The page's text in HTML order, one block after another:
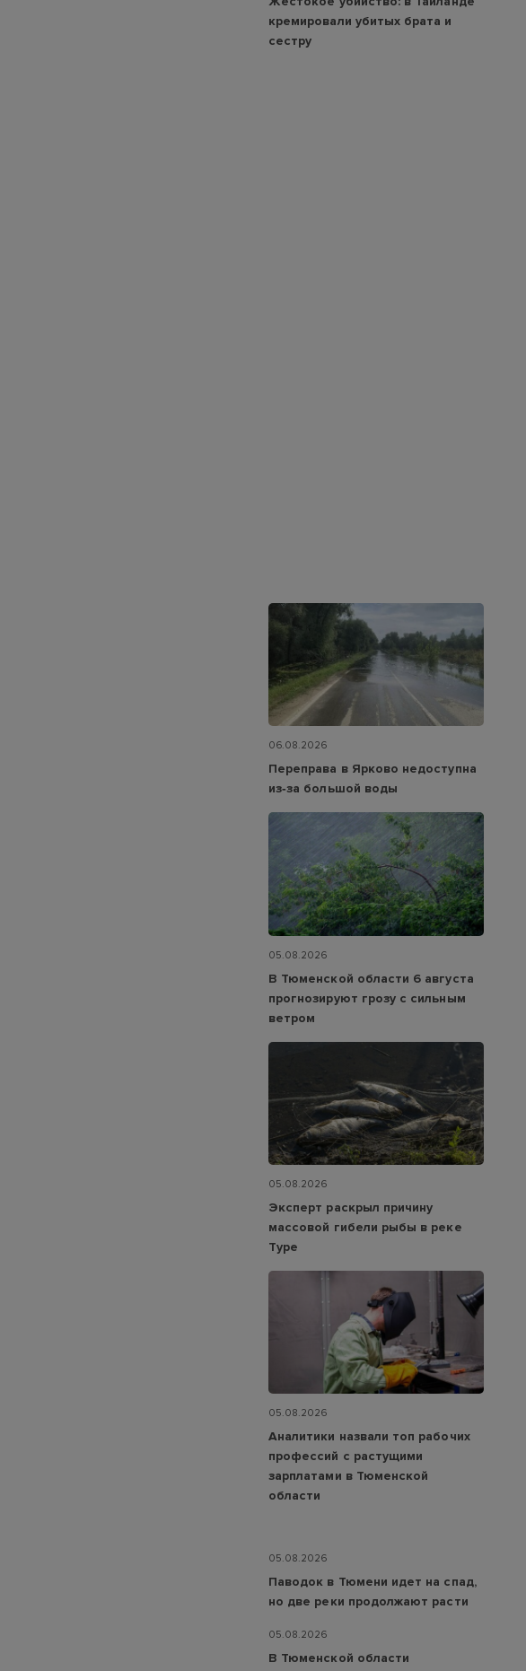
кремировали убитых брата и
сестру
06.08.2026
Переправа в Ярково недоступна
из‑за большой воды
05.08.2026
В Тюменской области 6 августа
прогнозируют грозу с сильным
ветром
05.08.2026
Эксперт раскрыл причину
массовой гибели рыбы в реке
Туре
05.08.2026
Аналитики назвали топ рабочих
профессий с растущими
зарплатами в Тюменской
области
05.08.2026
Паводок в Тюмени идет на спад,
но две реки продолжают расти
05.08.2026
В Тюменской области